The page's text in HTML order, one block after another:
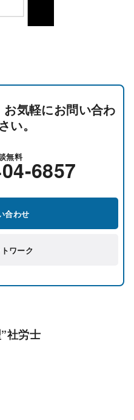
気軽にお問い合わ
い。
無料 6857
合わせ
ワーク
社労士